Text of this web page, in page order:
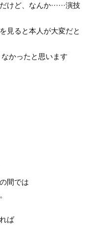
ど、なんか······演技
見ると本人が大変だと
かったと思います
間では
ば